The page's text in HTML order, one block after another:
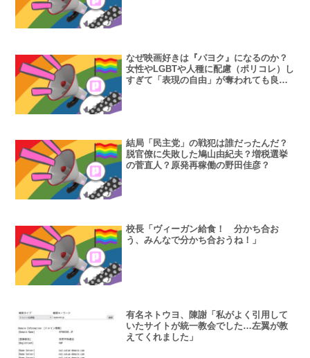
なぜ映画好きは『パヨク』になるのか？
女性やLGBTや人種に配慮（ポリコレ）し
すぎて「表現の自由」が奪われても良い
結局「民主党」の戦犯は誰だったんだ？
脱官僚に失敗した鳩山由紀夫？増税選挙
の菅直人？原発再稼働の野田佳彦？
校長「ヴィーガン給食！ 分かち合お
う、みんなで分かち合おうね！」
有名ネトウヨ、陳謝「私がよく引用して
いたサイトが統一教会でした…左翼が教
えてくれました」